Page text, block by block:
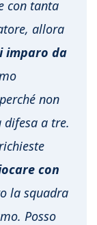
con tanta
allora
imparo da
non
a tre.
con
la squadra
Posso